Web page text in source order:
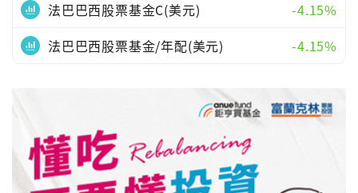
法巴巴西股票基金C(美元)
-4.15%
法巴巴西股票基金/年配(美元)
-4.15%